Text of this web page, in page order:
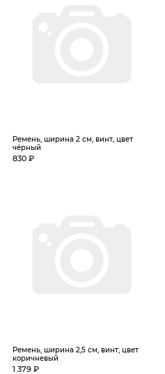
Ремень, ширина 2 см, винт, цвет
чёрный
830 ₽
Ремень, ширина 2,5 см, винт, цвет
коричневый
1 379 ₽